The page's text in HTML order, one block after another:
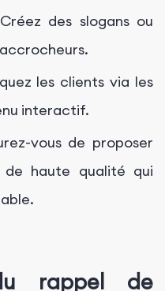
Créez des slogans ou
les clients via les
interactif.
vous de proposer
haute qualité qui
rappel de